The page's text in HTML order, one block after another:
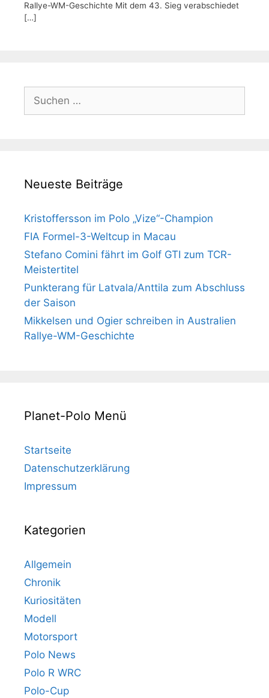
Rallye-WM-Geschichte Mit dem 43. Sieg verabschiedet
[…]
Suchen
nach:
Neueste Beiträge
Kristoffersson im Polo „Vize“-Champion
FIA Formel-3-Weltcup in Macau
Stefano Comini fährt im Golf GTI zum TCR-
Meistertitel
Punkterang für Latvala/Anttila zum Abschluss
der Saison
Mikkelsen und Ogier schreiben in Australien
Rallye-WM-Geschichte
Planet-Polo Menü
Startseite
Datenschutzerklärung
Impressum
Kategorien
Allgemein
Chronik
Kuriositäten
Modell
Motorsport
Polo News
Polo R WRC
Polo-Cup